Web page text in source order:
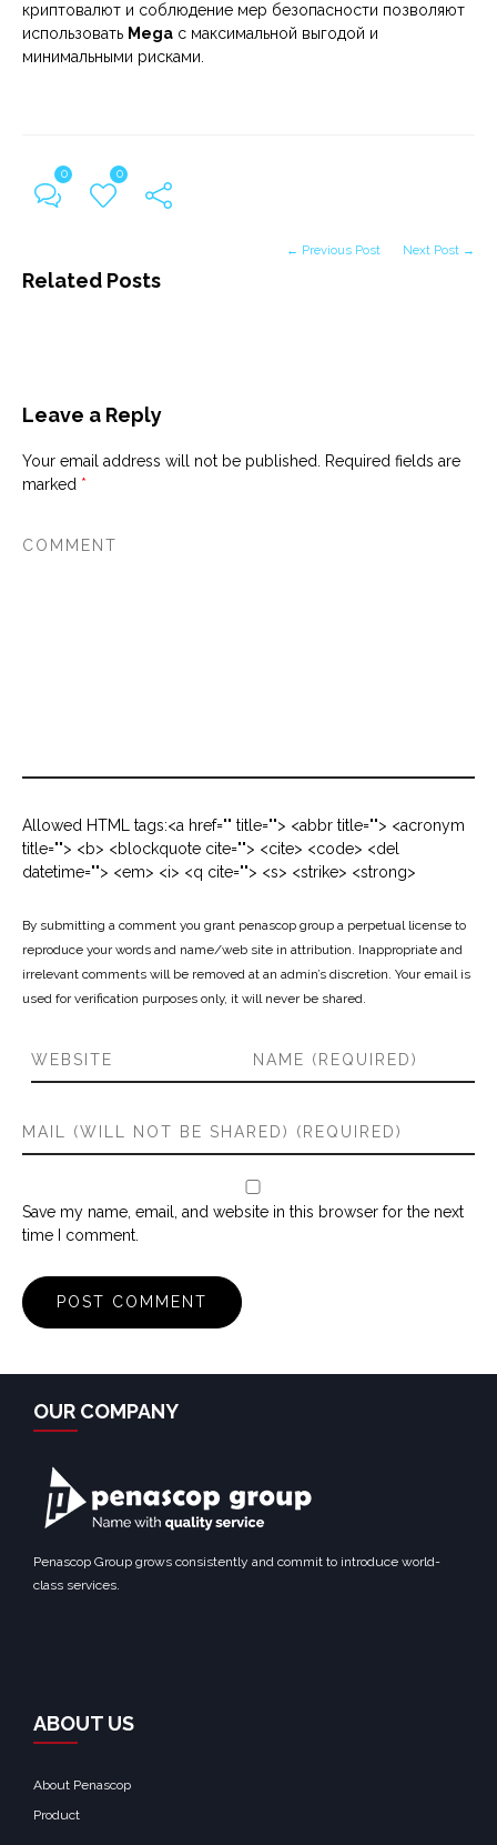
криптовалют и соблюдение мер безопасности позволяют
использовать Mega с максимальной выгодой и
минимальными рисками.
0 0
Related Posts
← Previous Post Next Post →
Leave a Reply
Your email address will not be published.
Required fields are
marked *
Allowed HTML tags:<a href="" title=""> <abbr title=""> <acronym
title=""> <b> <blockquote cite=""> <cite> <code> <del
datetime=""> <em> <i> <q cite=""> <s> <strike> <strong>
By submitting a comment you grant penascop group a perpetual license to
reproduce your words and name/web site in attribution. Inappropriate and
irrelevant comments will be removed at an admin’s discretion. Your email is
used for verification purposes only, it will never be shared.
Save my name, email, and website in this browser for the next
time I comment.
OUR COMPANY
Penascop Group grows consistently and commit to introduce world-
class services.
ABOUT US
About Penascop
Product